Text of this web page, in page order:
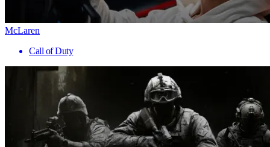
McLaren
Call of Duty